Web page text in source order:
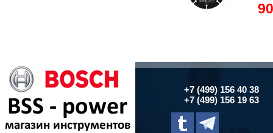
+7 (499) 156 40 38
+7 (499) 156 19 63